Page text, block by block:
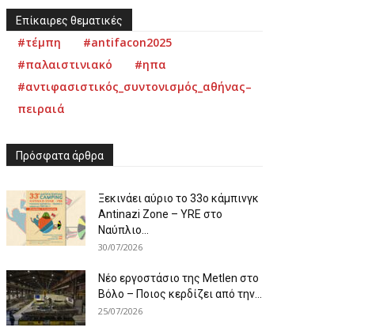
Επίκαιρες θεματικές
#τέμπη
#antifacon2025
#παλαιστινιακό
#ηπα
#αντιφασιστικός_συντονισμός_αθήνας–
πειραιά
Πρόσφατα άρθρα
Ξεκινάει αύριο το 33ο κάμπινγκ
Antinazi Zone – YRE στο
Ναύπλιο...
30/07/2026
Νέο εργοστάσιο της Metlen στο
Βόλο – Ποιος κερδίζει από την...
25/07/2026